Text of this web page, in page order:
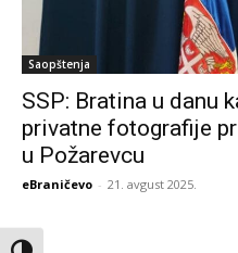
Saopštenja
SSP: Bratina u danu
privatne fotografije
u Požarevcu
eBraničevo - 21. avgust 2025.